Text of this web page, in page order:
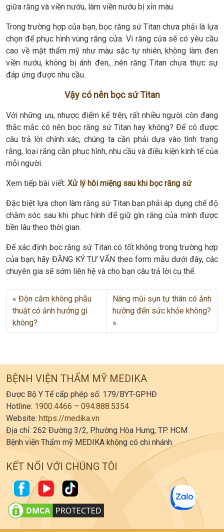
giữa răng và viền nướu, làm viền nướu bị xỉn màu.
Trong trường hợp của bạn, bọc răng sứ Titan chưa phải là lựa
chọn để phục hình vùng răng cửa. Vì răng cửa sẽ có yêu cầu
cao về mặt thẩm mỹ như màu sắc tự nhiên, không làm đen
viền nướu, không bị ánh đen,…nên răng Titan chưa thực sự
đáp ứng được nhu cầu.
Vậy có nên bọc sứ Titan
Với những ưu, nhược điểm kể trên, rất nhiều người còn đang
thắc mắc có nên bọc răng sứ Titan hay không? Để có được
câu trả lời chính xác, chúng ta cần phải dựa vào tình trạng
răng, loại răng cần phục hình, nhu cầu và điều kiện kinh tế của
mỗi người.
Xem tiếp bài viết: Xử lý hôi miệng sau khi bọc răng sứ
Đặc biệt lựa chọn làm răng sứ Titan bạn phải áp dụng chế độ
chăm sóc sau khi phục hình để giữ gìn răng của mình được
bền lâu theo thời gian.
Để xác định bọc răng sứ Titan có tốt không trong trường hợp
của bạn, hãy ĐĂNG KÝ TƯ VẤN theo form mẫu dưới đây, các
chuyên gia sẽ sớm liên hệ và cho bạn câu trả lời cụ thể.
Độn cằm không phẫu
thuật có ảnh hưởng gì
không?
Nâng mũi sụn tự thân có ảnh
hưởng đến sức khỏe không?
BỆNH VIỆN THẨM MỸ MEDIKA
Được Bộ Y Tế cấp phép số: 179/BYT-GPHĐ
Hotline: 1900.4466 – 094.888.5354
Website: https://medika.vn
Địa chỉ: 262 Đường 3/2, Phường Hòa Hưng, TP. HCM
Bệnh viện Thẩm mỹ MEDIKA không có chi nhánh.
KẾT NỐI VỚI CHÚNG TÔI